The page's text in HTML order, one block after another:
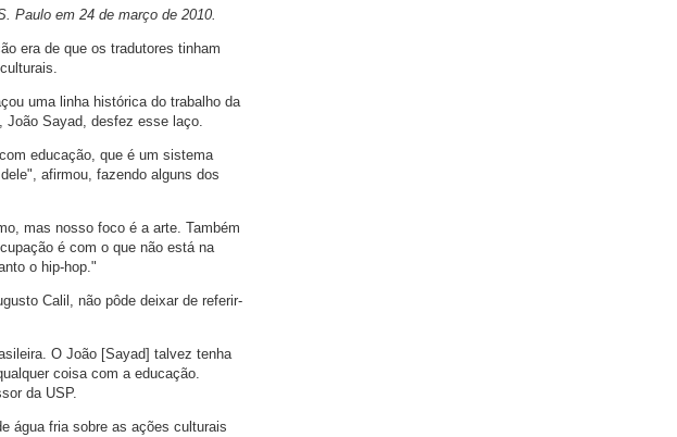
Paulo em 24 de março de 2010.
era de que os tradutores tinham
uma linha histórica do trabalho da
João Sayad, desfez esse laço.
educação, que é um sistema
afirmou, fazendo alguns dos
mas nosso foco é a arte. Também
é com o que não está na
o hip-hop."
Calil, não pôde deixar de referir-
O João [Sayad] talvez tenha
coisa com a educação.
da USP.
água fria sobre as ações culturais